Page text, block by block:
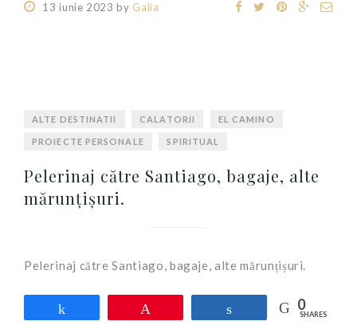
13 iunie 2023 by Galia
ALTE DESTINATII CALATORII EL CAMINO
PROIECTE PERSONALE SPIRITUAL
Pelerinaj către Santiago, bagaje, alte
mărunțișuri.
Pelerinaj către Santiago, bagaje, alte mărunțișuri.
0
SHARES